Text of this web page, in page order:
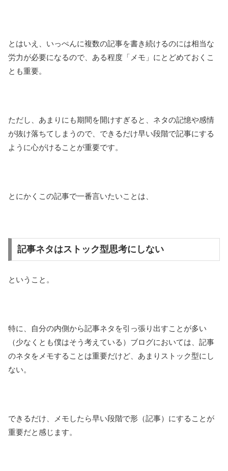
とはいえ、いっぺんに複数の記事を書き続けるのには相当な
労力が必要になるので、ある程度「メモ」にとどめておくこ
とも重要。
ただし、あまりにも期間を開けすぎると、ネタの記憶や感情
が抜け落ちてしまうので、できるだけ早い段階で記事にする
ように心がけることが重要です。
とにかくこの記事で一番言いたいことは、
記事ネタはストック型思考にしない
ということ。
特に、自分の内側から記事ネタを引っ張り出すことが多い
（少なくとも僕はそう考えている）ブログにおいては、記事
のネタをメモすることは重要だけど、あまりストック型にし
ない。
できるだけ、メモしたら早い段階で形（記事）にすることが
重要だと感じます。